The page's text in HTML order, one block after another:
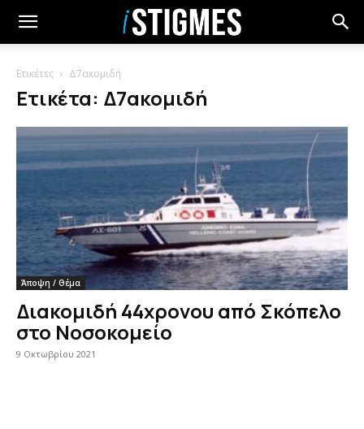
Ετικέτες Δ7ακομιδή
Ετικέτα: Δ7ακομιδή
Άποψη / Θέμα
Διακομιδή 44χρονου από Σκόπελο
στο Νοσοκομείο
9 Οκτωβρίου 2021